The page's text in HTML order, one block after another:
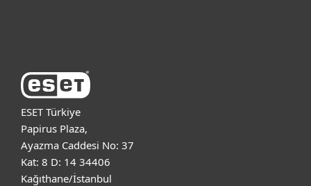
ESET Türkiye
Papirus Plaza,
Ayazma Caddesi No: 37
Kat: 8 D: 14 34406
Kağıthane/İstanbul